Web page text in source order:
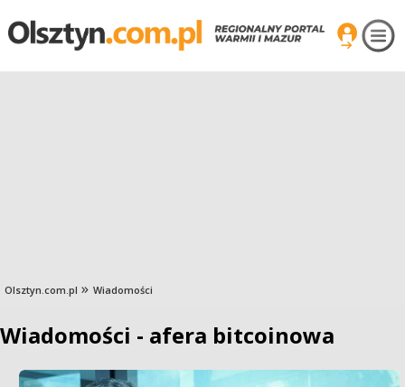
Olsztyn.com.pl Wiadomości
Wiadomości - afera bitcoinowa